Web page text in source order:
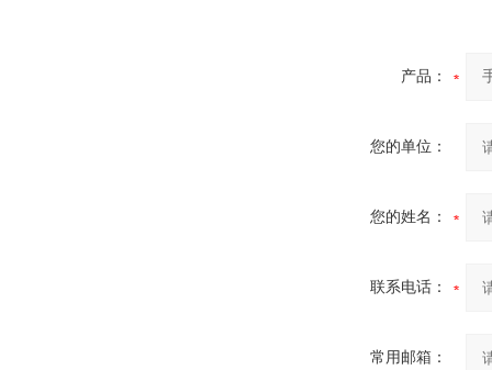
产品：
您的单位：
您的姓名：
联系电话：
常用邮箱：